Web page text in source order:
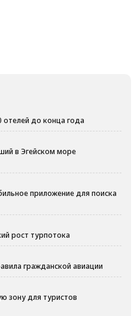
отелей до конца года
в Эгейском море
приложение для поиска
рост турпотока
гражданской авиации
зону для туристов